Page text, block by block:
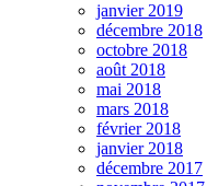
janvier 2019
décembre 2018
octobre 2018
août 2018
mai 2018
mars 2018
février 2018
janvier 2018
décembre 2017